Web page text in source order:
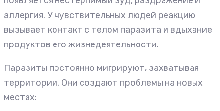
аллергия. У чувствительных людей реакцию
вызывает контакт с телом паразита и вдыхание
продуктов его жизнедеятельности.
Паразиты постоянно мигрируют, захватывая
территории. Они создают проблемы на новых
местах: